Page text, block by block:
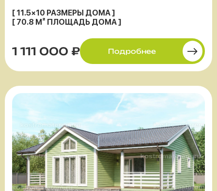
[ 11.5×10 РАЗМЕРЫ ДОМА ]
[ 70.8 М² ПЛОЩАДЬ ДОМА ]
1 111 000 ₽ Подробнее